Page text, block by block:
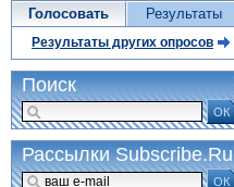
Голосовать Результаты
Результаты других опросов
Поиск
ОК
Рассылки Subscribe.Ru
ОК